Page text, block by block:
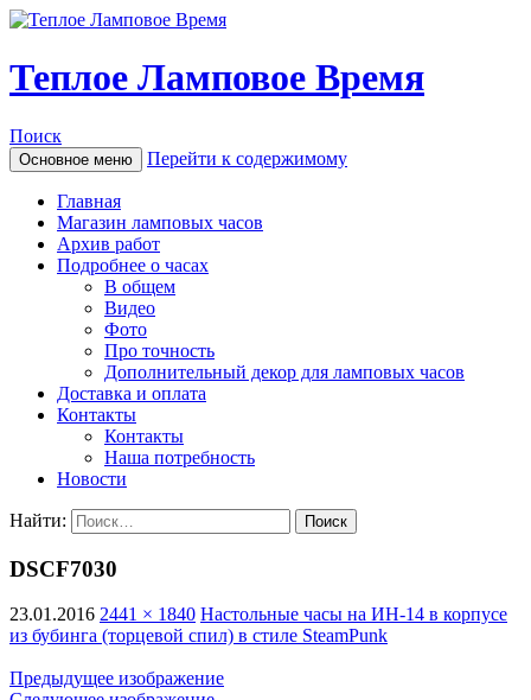
Теплое Ламповое Время
Поиск
Основное меню Перейти к содержимому
Главная
Магазин ламповых часов
Архив работ
Подробнее о часах
В общем
Видео
Фото
Про точность
Дополнительный декор для ламповых часов
Доставка и оплата
Контакты
Контакты
Наша потребность
Новости
Найти:
DSCF7030
23.01.2016 2441 × 1840 Настольные часы на ИН-14 в корпусе
из бубинга (торцевой спил) в стиле SteamPunk
Предыдущее изображение